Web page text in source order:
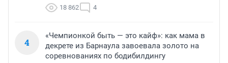
18 862 4
4
«Чемпионкой быть — это кайф»: как мама в
декрете из Барнаула завоевала золото на
соревнованиях по бодибилдингу